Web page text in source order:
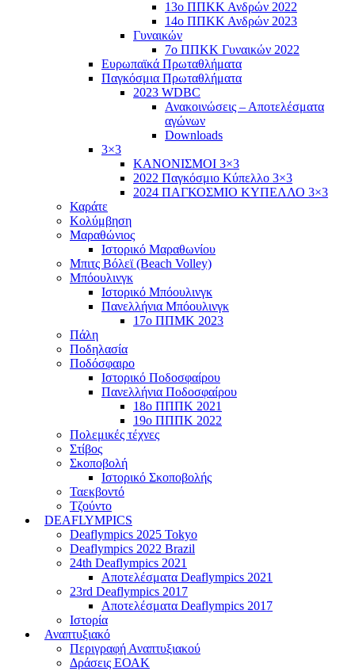
13ο ΠΠΚΚ Ανδρών 2022
14ο ΠΠΚΚ Ανδρών 2023
Γυναικών
7ο ΠΠΚΚ Γυναικών 2022
Ευρωπαϊκά Πρωταθλήματα
Παγκόσμια Πρωταθλήματα
2023 WDBC
Ανακοινώσεις – Αποτελέσματα
αγώνων
Downloads
3×3
ΚΑΝΟΝΙΣΜΟΙ 3×3
2022 Παγκόσμιο Κύπελλο 3×3
2024 ΠΑΓΚΟΣΜΙΟ ΚΥΠΕΛΛΟ 3×3
Καράτε
Κολύμβηση
Μαραθώνιος
Ιστορικό Μαραθωνίου
Μπιτς Βόλεϊ (Beach Volley)
Μπόουλινγκ
Ιστορικό Μπόουλινγκ
Πανελλήνια Μπόουλινγκ
17ο ΠΠΜΚ 2023
Πάλη
Ποδηλασία
Ποδόσφαιρο
Ιστορικό Ποδοσφαίρου
Πανελλήνια Ποδοσφαίρου
18ο ΠΠΠΚ 2021
19ο ΠΠΠΚ 2022
Πολεμικές τέχνες
Στίβος
Σκοποβολή
Ιστορικό Σκοποβολής
Ταεκβοντό
Τζούντο
DEAFLYMPICS
Deaflympics 2025 Tokyo
Deaflympics 2022 Brazil
24th Deaflympics 2021
Αποτελέσματα Deaflympics 2021
23rd Deaflympics 2017
Αποτελέσματα Deaflympics 2017
Ιστορία
Αναπτυξιακό
Περιγραφή Αναπτυξιακού
Δράσεις ΕΟΑΚ